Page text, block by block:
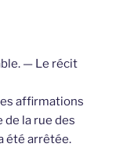
— Le récit
affirmations
de la rue des
été arrêtée.